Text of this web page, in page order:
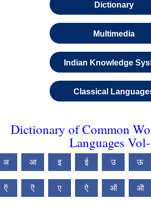
Dictionary
Multimedia
Indian Knowledge
Classical
Dictionary of Common
Languages
अ आ इ ई उ ऊ
ऍ ऎ ए ऐ ऑ ऒ